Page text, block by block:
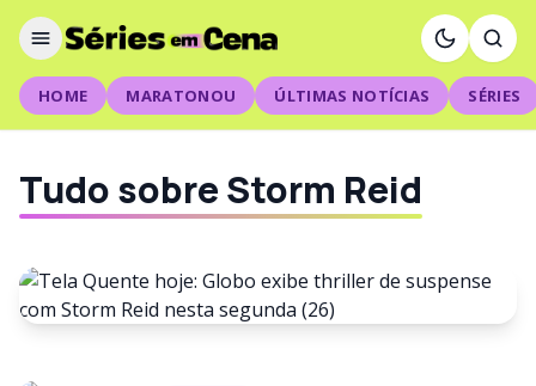
HOME MARATONOU ÚLTIMAS NOTÍCIAS SÉRIES
Tudo sobre Storm Reid